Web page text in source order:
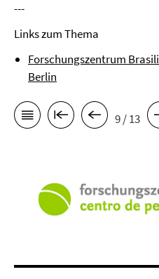
---
Links zum Thema
Forschungszentrum
Berlin
9 / 13